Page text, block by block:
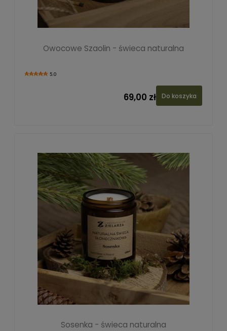
Owocowe Szaolin - świeca naturalna
5.0
69,00 zł Do koszyka
Sosenka - świeca naturalna